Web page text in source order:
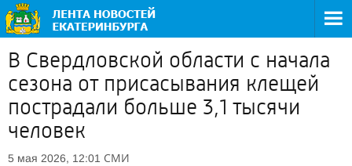
В Свердловской области с начала
сезона от присасывания клещей
пострадали больше 3,1 тысячи
человек
5 мая 2026, 12:01 СМИ